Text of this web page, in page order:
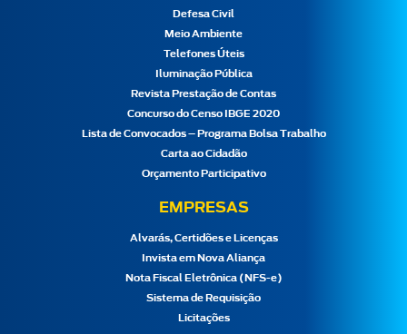
Defesa Civil
Meio Ambiente
Telefones Úteis
Iluminação Pública
Revista Prestação de Contas
Concurso do Censo IBGE 2020
Lista de Convocados – Programa Bolsa Trabalho
Carta ao Cidadão
Orçamento Participativo
EMPRESAS
Alvarás, Certidões e Licenças
Invista em Nova Aliança
Nota Fiscal Eletrônica (NFS-e)
Sistema de Requisição
Licitações